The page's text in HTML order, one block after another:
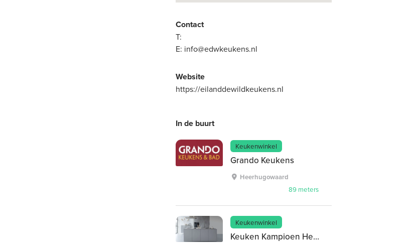
Contact
T:
E: info@edwkeukens.nl
Website
https://eilanddewildkeukens.nl
In de buurt
Keukenwinkel
Grando Keukens
Heerhugowaard
89 meters
Keukenwinkel
Keuken Kampioen Heerhugowaard